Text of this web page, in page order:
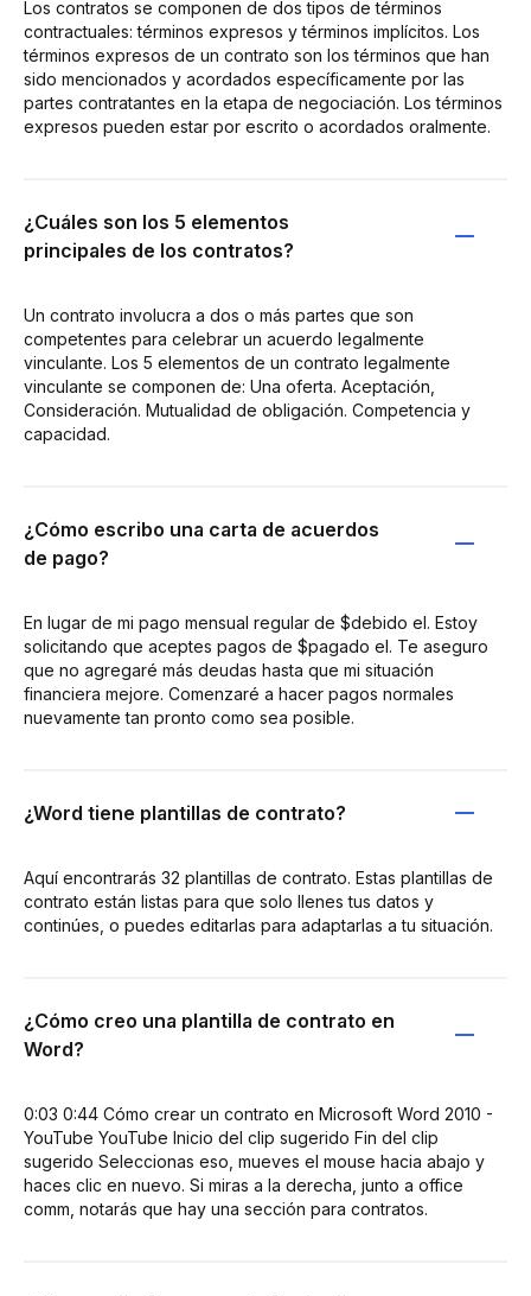
Los contratos se componen de dos tipos de términos
contractuales: términos expresos y términos implícitos. Los
términos expresos de un contrato son los términos que han
sido mencionados y acordados específicamente por las
partes contratantes en la etapa de negociación. Los términos
expresos pueden estar por escrito o acordados oralmente.
¿Cuáles son los 5 elementos
principales de los contratos?
Un contrato involucra a dos o más partes que son
competentes para celebrar un acuerdo legalmente
vinculante. Los 5 elementos de un contrato legalmente
vinculante se componen de: Una oferta. Aceptación,
Consideración. Mutualidad de obligación. Competencia y
capacidad.
¿Cómo escribo una carta de acuerdos
de pago?
En lugar de mi pago mensual regular de $debido el. Estoy
solicitando que aceptes pagos de $pagado el. Te aseguro
que no agregaré más deudas hasta que mi situación
financiera mejore. Comenzaré a hacer pagos normales
nuevamente tan pronto como sea posible.
¿Word tiene plantillas de contrato?
Aquí encontrarás 32 plantillas de contrato. Estas plantillas de
contrato están listas para que solo llenes tus datos y
continúes, o puedes editarlas para adaptarlas a tu situación.
¿Cómo creo una plantilla de contrato en
Word?
0:03 0:44 Cómo crear un contrato en Microsoft Word 2010 -
YouTube YouTube Inicio del clip sugerido Fin del clip
sugerido Seleccionas eso, mueves el mouse hacia abajo y
haces clic en nuevo. Si miras a la derecha, junto a office
comm, notarás que hay una sección para contratos.